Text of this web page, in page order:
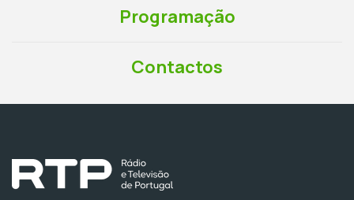
Programação
Contactos